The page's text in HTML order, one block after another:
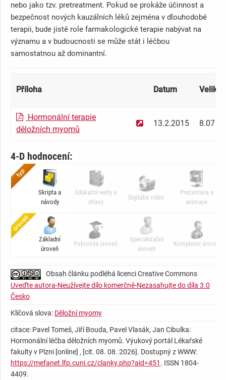
nebo jako tzv. pretreatment. Pokud se prokáže účinnost a
bezpečnost nových kauzálních léků zejména v dlouhodobé
terapii, bude jistě role farmakologické terapie nabývat na
významu a v budoucnosti se může stát i léčbou
samostatnou až dominantní.
Příloha Datum
Hormonální terapie
děložních myomů
13.2.2015 8.07
4-D hodnocení:
Skripta a
návody
Edukační weby a
atlasy
Digitální video
Prezentace a
animace
Základní
úroveň
Pokročilá úroveň
Specializační
úroveň
Komplexní úroveň
Obsah článku podléhá licenci Creative Commons
Uveďte autora-Neužívejte dílo komerčně-Nezasahujte do díla 3.0
Česko
Klíčová slova: Děložní myomy
citace: Pavel Tomeš, Jiří Bouda, Pavel Vlasák, Jan Cibulka:
Hormonální léčba děložních myomů. Výukový portál Lékařské
fakulty v Plzni [online] , [cit. 08. 08. 2026]. Dostupný z WWW:
https://mefanet.lfp.cuni.cz/clanky.php?aid=451 . ISSN 1804-
4409.